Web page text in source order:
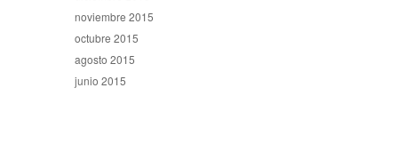
noviembre 2015
octubre 2015
agosto 2015
junio 2015